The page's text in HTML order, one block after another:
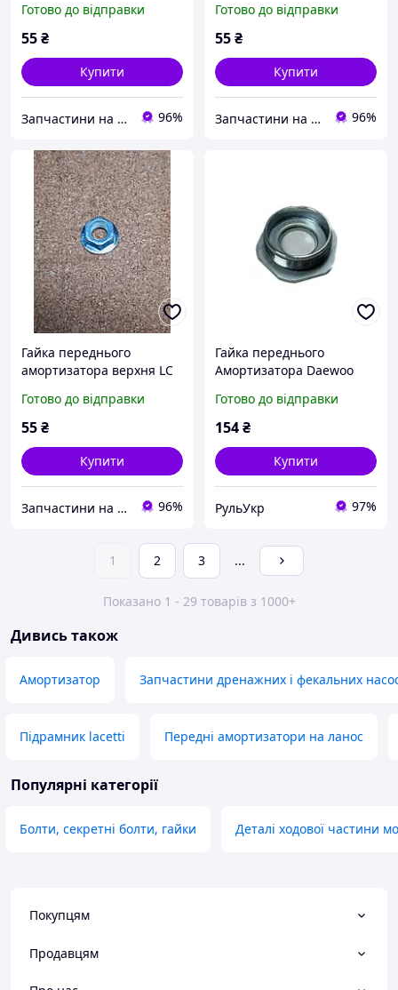
Готово до відправки
55₴
Купити
Запчастини на китайські авто 96%
ЛС Крос ЖХ 2 Джилі ЛС
Крос ГХ2
Готово до відправки
55₴
Купити
Запчастини на китайські авто 96%
Гайка переднього
амортизатора верхня LC
Панда ГС2 Джилі ЛС
Панда ЖС2
Готово до відправки
55₴
Купити
Запчастини на китайські авто 96%
Гайка переднього
Амортизатора Daewoo
Готово до відправки
154₴
Купити
РульУкр 97%
1 2 3 ...
Показано 1 - 29 товарів з 1000+
Дивись також
Амортизатор Запчастини дренажних і фекальних
Підрамник lacetti Передні амортизатори на ланос
Популярні категорії
Болти, секретні болти, гайки Деталі ходової частини
Покупцям
Продавцям